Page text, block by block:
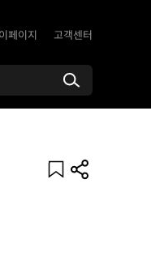
페이지 고객센터